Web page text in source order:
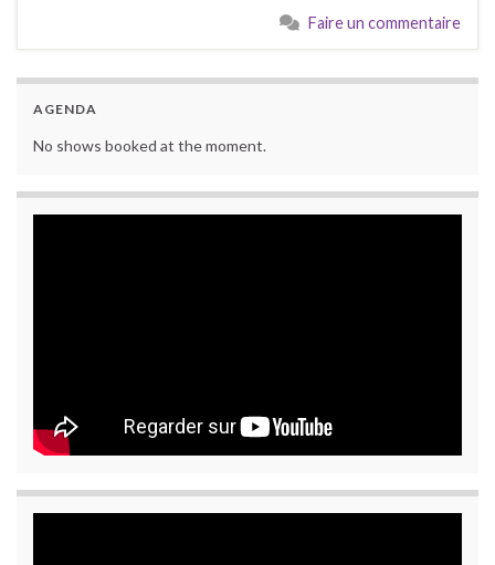
Faire un commentaire
AGENDA
No shows booked at the moment.